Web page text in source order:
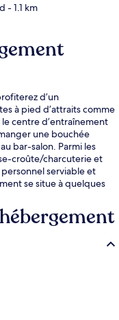
- 1.1 km
d’un
à pied d’attraits comme
centre d’entraînement
une bouchée
bar-salon. Parmi les
croûte/charcuterie et
serviable et
se situe à quelques
Tram Stop se trouve